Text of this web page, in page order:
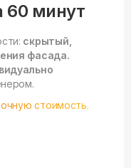
60 минут
скрытый,
фасада.
стоимость.